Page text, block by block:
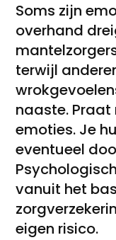
Soms zijn
overhand
terwijl
naaste.
emoties. Je
eventueel
vanuit het
eigen risico.